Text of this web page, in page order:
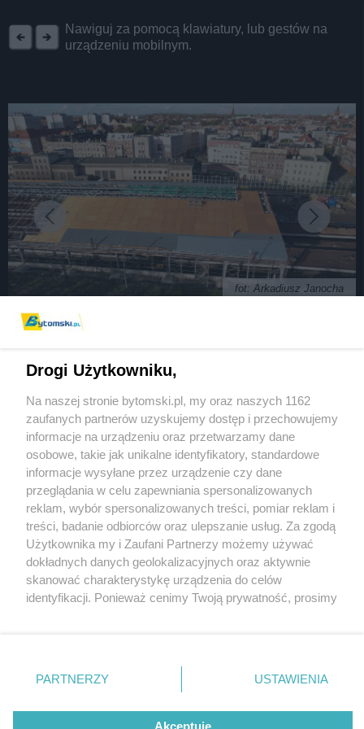
Nawiguj za pomocą klawiatury, lub gestów na
urządzeniu mobilnym.
fot: Arkadiusz Janocha
zyskuje nowy dach
3 / 5
Deskowanie dachu hali
peronowej w Bytomiu
Wydawca mediów lokalnych
Nie zapomnij
zapoznać się z:
polityką prywatności regulamin korzystania z portali
Twojemiasto
Piekary Śląskie
Chorzów
Tarnowskie Góry
Gliwice
Skontakuj sięz nami
Kontakt
Wydawca
Pogoda
Drogi Użytkowniku,
Na naszej stronie bytomski.pl, my oraz naszych 1162
zaufanych partnerów uzyskujemy dostęp i przechowujemy
informacje na urządzeniu oraz przetwarzamy dane
osobowe, takie jak unikalne identyfikatory, standardowe
informacje wysyłane przez urządzenie czy dane
przeglądania w celu zapewniania spersonalizowanych
reklam, wybór spersonalizowanych treści, pomiar reklam i
treści, badanie odbiorców oraz ulepszanie usług. Za zgodą
Użytkownika my i Zaufani Partnerzy możemy używać
dokładnych danych geolokalizacyjnych oraz aktywnie
skanować charakterystykę urządzenia do celów
identyfikacji. Ponieważ cenimy Twoją prywatność, prosimy
prywatności znajdujący się w lewym dolnym rogu strony
. Niektóre rodzaje przetwarzania danych nie wymagają
zgody użytkownika, ale masz prawo sprzeciwić się
takiemu przetwarzaniu. Preferencje będą miały
PARTNERZY USTAWIENIA
Akceptuję